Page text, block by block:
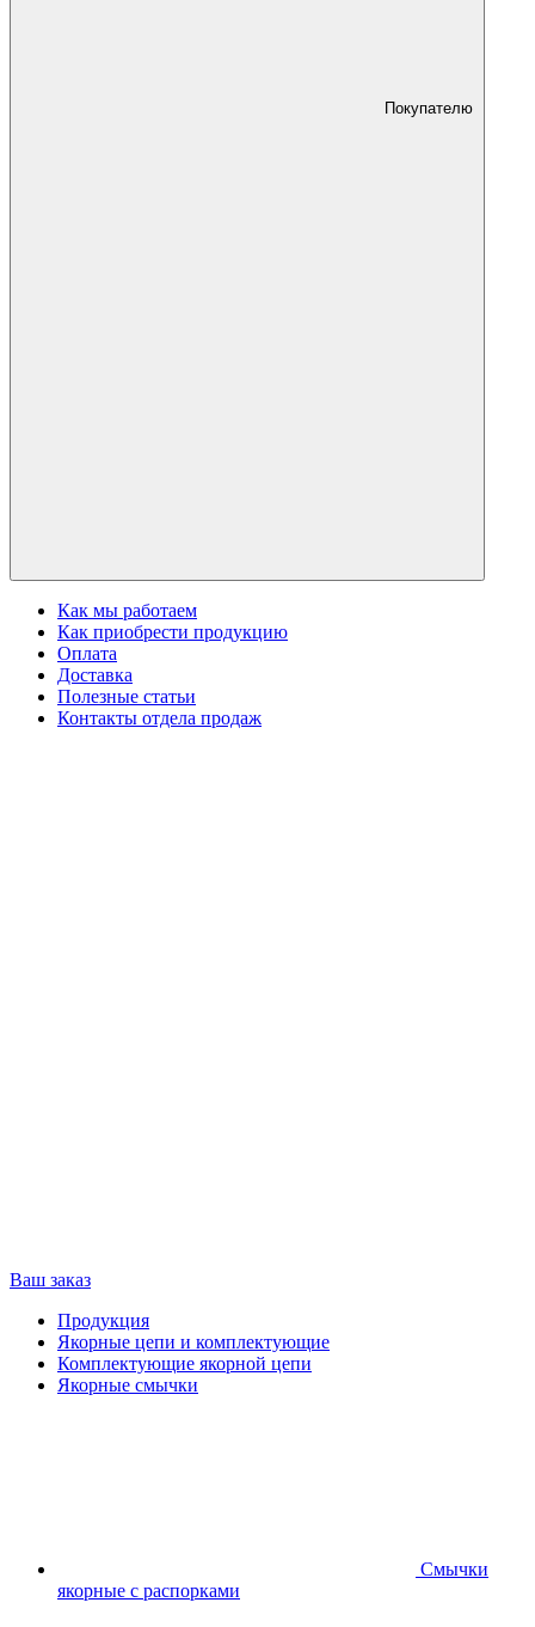
Покупателю
Как мы работаем
Как приобрести продукцию
Оплата
Доставка
Полезные статьи
Контакты отдела продаж
Ваш заказ
Продукция
Якорные цепи и комплектующие
Комплектующие якорной цепи
Якорные смычки
Смычки
якорные с распорками